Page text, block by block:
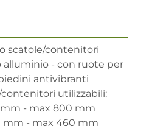
scatole/contenitori
- con ruote per
antivibranti
utilizzabili:
- max 800 mm
mm - max 460 mm